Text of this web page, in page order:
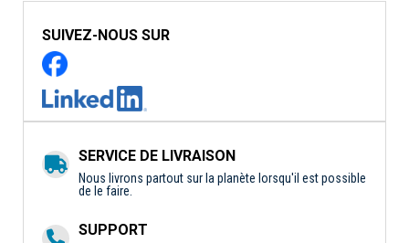
SUIVEZ-NOUS SUR
SERVICE DE LIVRAISON
Nous livrons partout sur la planète lorsqu'il est possible
de le faire.
SUPPORT